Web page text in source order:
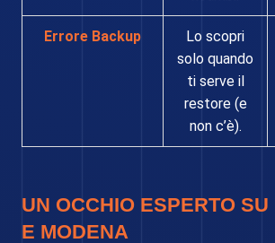
Errore Backup
Lo scopri
solo quando
ti serve il
restore (e
non c’è).
UN OCCHIO ESPERTO
E MODENA